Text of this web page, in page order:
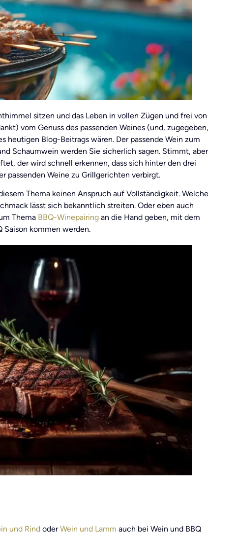
sitzen und das Leben in vollen Zügen und frei von
vom Genuss des passenden Weines (und, zugegeben,
heutigen Blog-Beitrags wären. Der passende Wein zum
Schaumwein werden Sie sicherlich sagen. Stimmt, aber
der wird schnell erkennen, dass sich hinter den drei
passenden Weine zu Grillgerichten verbirgt.
Thema keinen Anspruch auf Vollständigkeit. Welche
lässt sich bekanntlich streiten. Oder eben auch
Thema BBQ-Winepairing an die Hand geben, mit dem
Saison kommen werden.
und Rind oderWein und Lamm auch bei Wein und BBQ